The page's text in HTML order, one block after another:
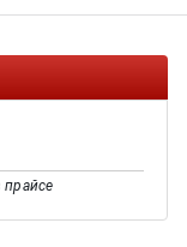
прайсе